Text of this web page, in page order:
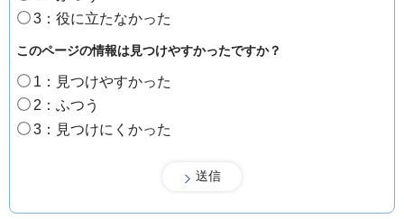
3：役に立たなかった
このページの情報は見つけやすかったですか？
1：見つけやすかった
2：ふつう
3：見つけにくかった